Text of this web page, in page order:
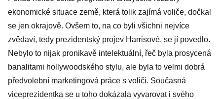
ekonomické situace země, která tolik zajímá voliče, dočkal
se jen okrajově. Ovšem to, na co byli všichni nejvíce
zvědaví, tedy prezidentský projev Harrisové, se jí povedlo.
Nebylo to nijak pronikavě intelektuální, řeč byla prosycená
banalitami hollywoodského stylu, ale byla to velmi dobrá
předvolební marketingová práce s voliči. Současná
viceprezidentka se u toho dokázala vyvarovat i svého